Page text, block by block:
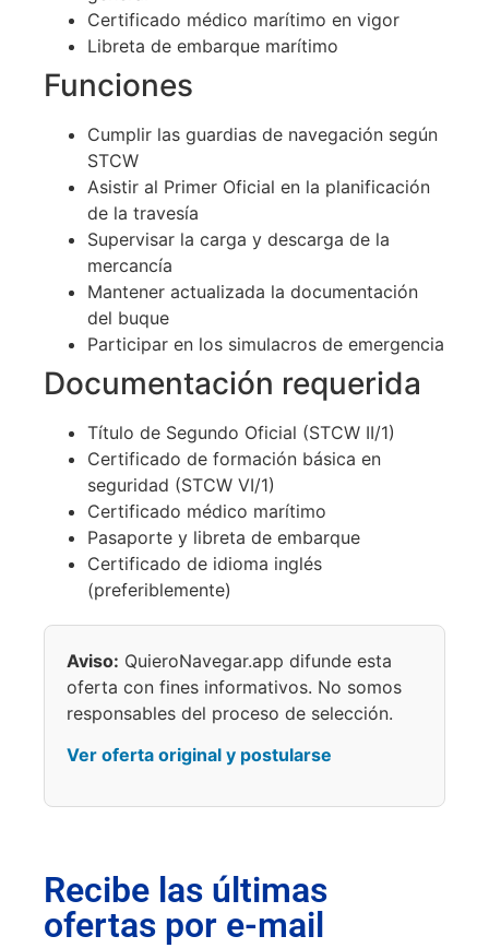
Certificado médico marítimo en vigor
Libreta de embarque marítimo
Funciones
Cumplir las guardias de navegación según
STCW
Asistir al Primer Oficial en la planificación
de la travesía
Supervisar la carga y descarga de la
mercancía
Mantener actualizada la documentación
del buque
Participar en los simulacros de emergencia
Documentación requerida
Título de Segundo Oficial (STCW II/1)
Certificado de formación básica en
seguridad (STCW VI/1)
Certificado médico marítimo
Pasaporte y libreta de embarque
Certificado de idioma inglés
(preferiblemente)
Aviso: QuieroNavegar.app difunde esta
oferta con fines informativos. No somos
responsables del proceso de selección.
Ver oferta original y postularse
Recibe las últimas
ofertas por e-mail